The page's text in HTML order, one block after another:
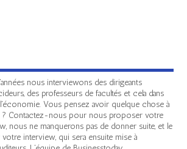
nous interviewons des dirigeants
des professeurs de facultés et cela dans
Vous pensez avoir quelque chose à
? Contactez-nous pour nous proposer votre
nous ne manquerons pas de donner suite, et le
votre interview, qui sera ensuite mise à